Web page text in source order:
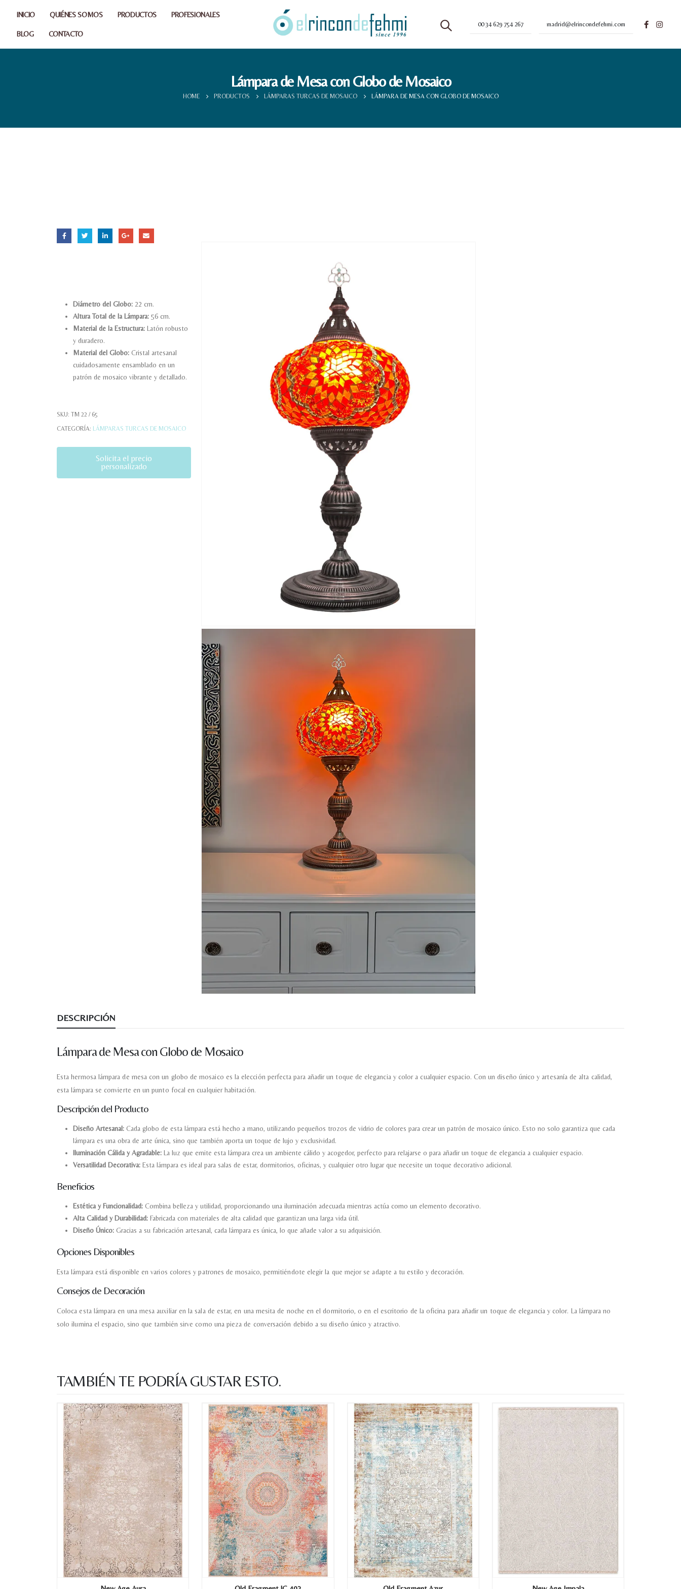
INICIO QUIÉNES SOMOS PRODUCTOS PROFESIONALES
BLOG CONTACTO
00 34 629 754 267 madrid@elrincondefehmi.com
Lámpara de Mesa con Globo de Mosaico
HOME PRODUCTOS LÁMPARAS TURCAS DE MOSAICO LÁMPARA DE MESA CON GLOBO DE MOSAICO
Diámetro del Globo: 22 cm.
Altura Total de la Lámpara: 56 cm.
Material de la Estructura: Latón robusto
y duradero.
Material del Globo: Cristal artesanal
cuidadosamente ensamblado en un
patrón de mosaico vibrante y detallado.
SKU: TM 22 / 65
CATEGORÍA: LÁMPARAS TURCAS DE MOSAICO
Solicita el precio
personalizado
DESCRIPCIÓN
Lámpara de Mesa con Globo de Mosaico
Esta hermosa lámpara de mesa con un globo de mosaico es la elección perfecta para añadir un toque de elegancia y color a cualquier espacio. Con un diseño único y artesanía de alta calidad,
esta lámpara se convierte en un punto focal en cualquier habitación.
Descripción del Producto
Diseño Artesanal: Cada globo de esta lámpara está hecho a mano, utilizando pequeños trozos de vidrio de colores para crear un patrón de mosaico único. Esto no solo garantiza que cada
lámpara es una obra de arte única, sino que también aporta un toque de lujo y exclusividad.
Iluminación Cálida y Agradable: La luz que emite esta lámpara crea un ambiente cálido y acogedor, perfecto para relajarse o para añadir un toque de elegancia a cualquier espacio.
Versatilidad Decorativa: Esta lámpara es ideal para salas de estar, dormitorios, oficinas, y cualquier otro lugar que necesite un toque decorativo adicional.
Beneficios
Estética y Funcionalidad: Combina belleza y utilidad, proporcionando una iluminación adecuada mientras actúa como un elemento decorativo.
Alta Calidad y Durabilidad: Fabricada con materiales de alta calidad que garantizan una larga vida útil.
Diseño Único: Gracias a su fabricación artesanal, cada lámpara es única, lo que añade valor a su adquisición.
Opciones Disponibles
Esta lámpara está disponible en varios colores y patrones de mosaico, permitiéndote elegir la que mejor se adapte a tu estilo y decoración.
Consejos de Decoración
Coloca esta lámpara en una mesa auxiliar en la sala de estar, en una mesita de noche en el dormitorio, o en el escritorio de la oficina para añadir un toque de elegancia y color. La lámpara no
solo ilumina el espacio, sino que también sirve como una pieza de conversación debido a su diseño único y atractivo.
TAMBIÉN TE PODRÍA GUSTAR ESTO.
Nombre y apellido
Teléfono
Nombre y Referencia del producto
*
Doy mi consentimiento para que esta web almacene la información
que envío para que puedan responder a mi petición.